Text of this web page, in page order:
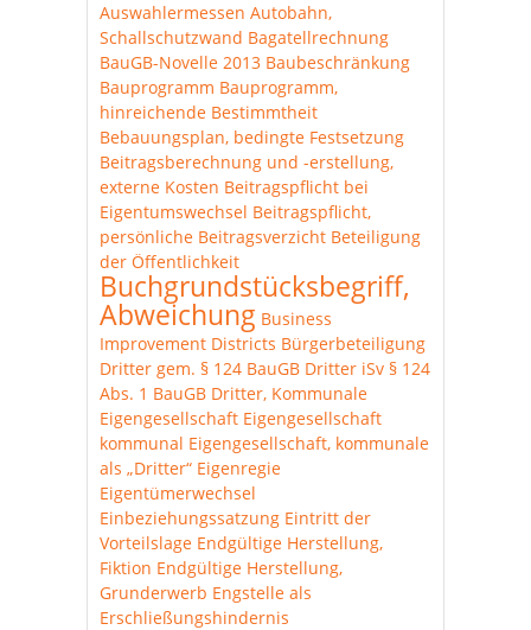
Auswahlermessen Autobahn,
Schallschutzwand Bagatellrechnung
BauGB-Novelle 2013 Baubeschränkung
Bauprogramm Bauprogramm,
hinreichende Bestimmtheit
Bebauungsplan, bedingte Festsetzung
Beitragsberechnung und -erstellung,
externe Kosten Beitragspflicht bei
Eigentumswechsel Beitragspflicht,
persönliche Beitragsverzicht Beteiligung
der Öffentlichkeit
Buchgrundstücksbegriff,
Abweichung Business
Improvement Districts Bürgerbeteiligung
Dritter gem. § 124 BauGB Dritter iSv § 124
Abs. 1 BauGB Dritter, Kommunale
Eigengesellschaft Eigengesellschaft
kommunal Eigengesellschaft, kommunale
als „Dritter“ Eigenregie
Eigentümerwechsel
Einbeziehungssatzung Eintritt der
Vorteilslage Endgültige Herstellung,
Fiktion Endgültige Herstellung,
Grunderwerb Engstelle als
Erschließungshindernis